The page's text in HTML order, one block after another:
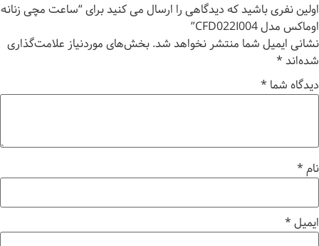
اولین نفری باشید که دیدگاهی را ارسال می کنید برای “ساعت مچی زنانه
اوماکس مدل CFD022I004”
نشانی ایمیل شما منتشر نخواهد شد. بخش‌های موردنیاز علامت‌گذاری
شده‌اند *
دیدگاه شما *
نام *
ایمیل *